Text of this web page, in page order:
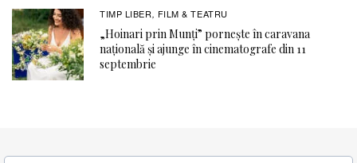
TIMP LIBER , FILM & TEATRU
„Hoinari prin Munți” pornește în caravana
națională și ajunge în cinematografe din 11
septembrie